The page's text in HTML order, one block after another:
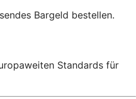
Bargeld bestellen.
Standards für